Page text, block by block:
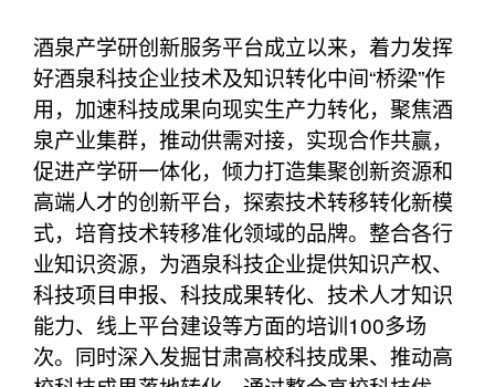
酒泉产学研创新服务平台成立以来，着力发挥
好酒泉科技企业技术及知识转化中间“桥梁”作
用，加速科技成果向现实生产力转化，聚焦酒
泉产业集群，推动供需对接，实现合作共赢，
促进产学研一体化，倾力打造集聚创新资源和
高端人才的创新平台，探索技术转移转化新模
式，培育技术转移准化领域的品牌。整合各行
业知识资源，为酒泉科技企业提供知识产权、
科技项目申报、科技成果转化、技术人才知识
能力、线上平台建设等方面的培训100多场
次。同时深入发掘甘肃高校科技成果、推动高